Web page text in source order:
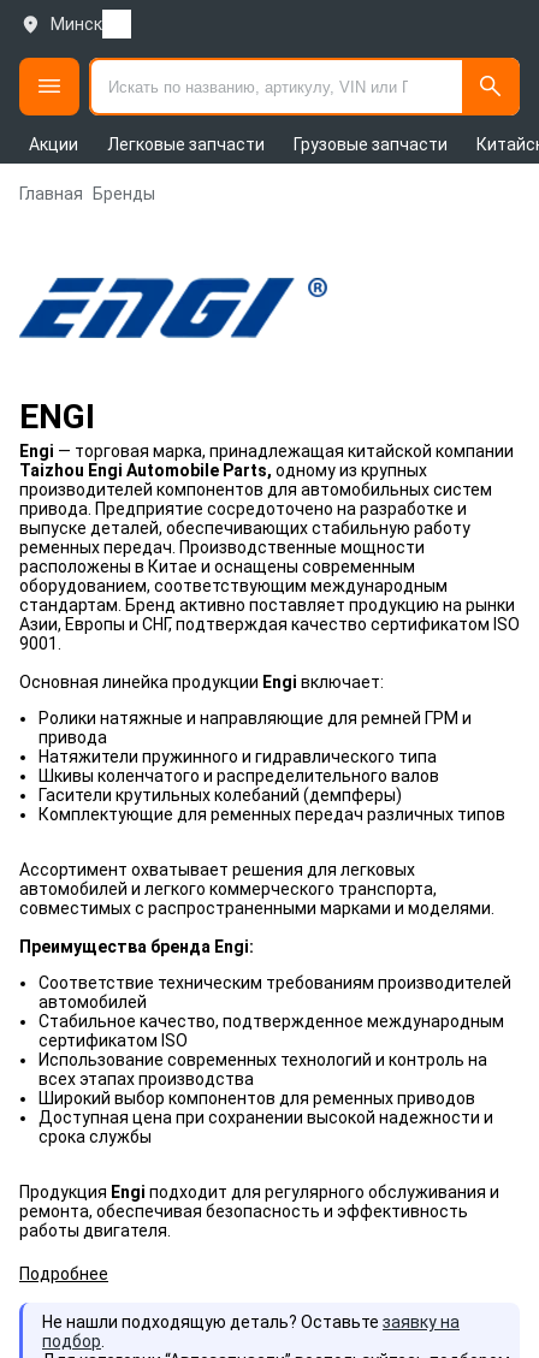
Минск
Акции Легковые запчасти Грузовые запчасти
Главная Бренды
ENGI
Engi — торговая марка, принадлежащая китайской компании
Taizhou Engi Automobile Parts, одному из крупных
производителей компонентов для автомобильных систем
привода. Предприятие сосредоточено на разработке и
выпуске деталей, обеспечивающих стабильную работу
ременных передач. Производственные мощности
расположены в Китае и оснащены современным
оборудованием, соответствующим международным
стандартам. Бренд активно поставляет продукцию на рынки
Азии, Европы и СНГ, подтверждая качество сертификатом ISO
9001.
Основная линейка продукции Engi включает:
Ролики натяжные и направляющие для ремней ГРМ и
привода
Натяжители пружинного и гидравлического типа
Шкивы коленчатого и распределительного валов
Гасители крутильных колебаний (демпферы)
Комплектующие для ременных передач различных типов
Ассортимент охватывает решения для легковых
автомобилей и легкого коммерческого транспорта,
совместимых с распространенными марками и моделями.
Преимущества бренда Engi:
Соответствие техническим требованиям производителей
автомобилей
Стабильное качество, подтвержденное международным
сертификатом ISO
Использование современных технологий и контроль на
всех этапах производства
Широкий выбор компонентов для ременных приводов
Доступная цена при сохранении высокой надежности и
срока службы
Продукция Engi подходит для регулярного обслуживания и
ремонта, обеспечивая безопасность и эффективность
работы двигателя.
Подробнее
Не нашли подходящую деталь? Оставьте заявку на
подбор